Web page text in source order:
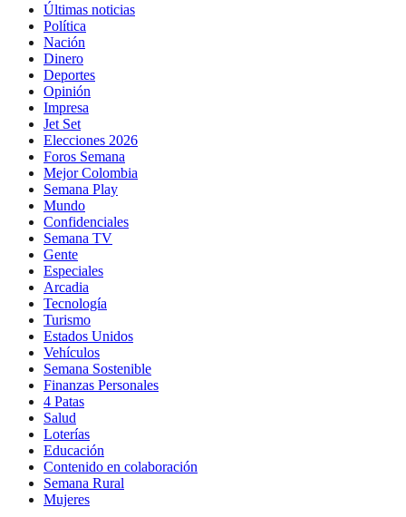
Últimas noticias
Política
Nación
Dinero
Deportes
Opinión
Impresa
Jet Set
Elecciones 2026
Foros Semana
Mejor Colombia
Semana Play
Mundo
Confidenciales
Semana TV
Gente
Especiales
Arcadia
Tecnología
Turismo
Estados Unidos
Vehículos
Semana Sostenible
Finanzas Personales
4 Patas
Salud
Loterías
Educación
Contenido en colaboración
Semana Rural
Mujeres